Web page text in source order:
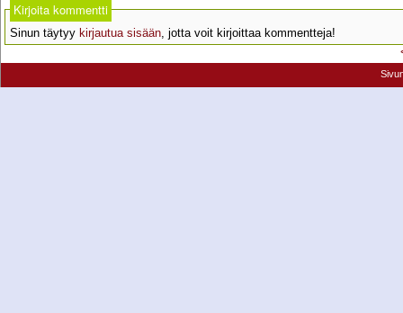
Kirjoita kommentti
Sinun täytyy kirjautua sisään, jotta voit kirjoittaa kommentteja!